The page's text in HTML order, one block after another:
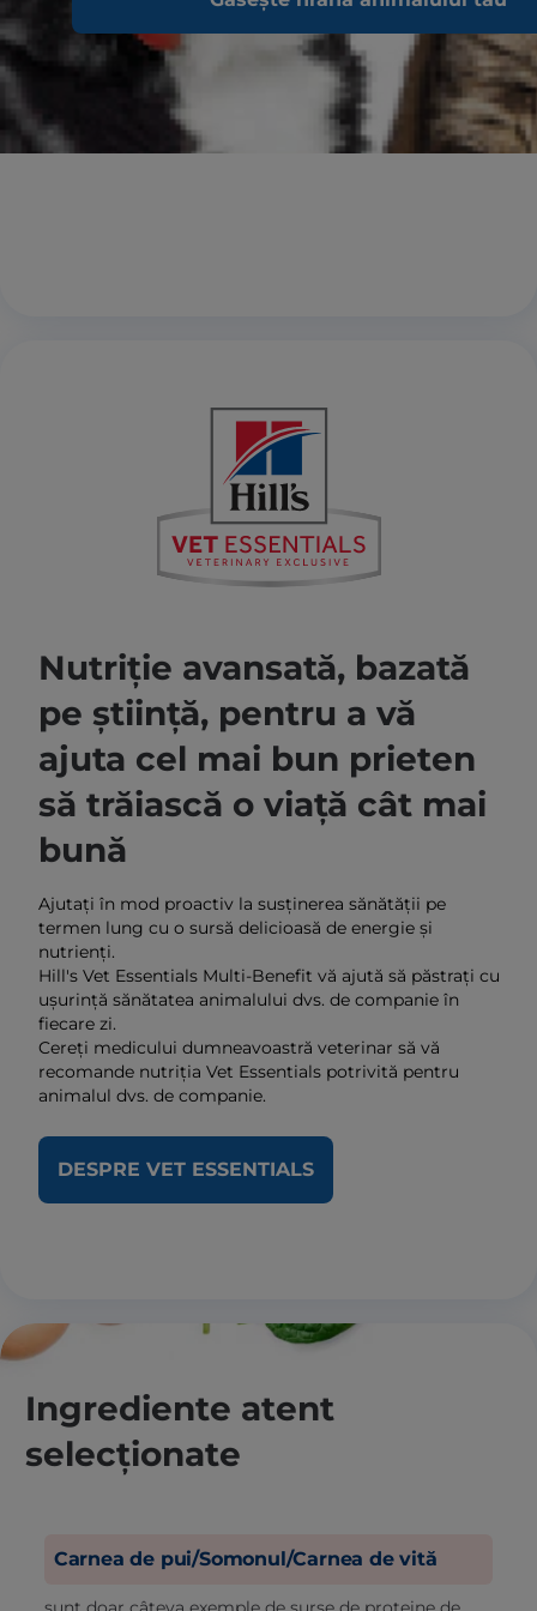
DESPRE SCIENCE PLAN
Nutriție avansată, bazată
pe știință, pentru a vă
ajuta cel mai bun prieten
să trăiască o viață cât mai
bună
Ajutați în mod proactiv la susținerea sănătății pe
termen lung cu o sursă delicioasă de energie și
nutrienți.
Hill's Vet Essentials Multi-Benefit vă ajută să păstrați cu
ușurință sănătatea animalului dvs. de companie în
fiecare zi.
Cereți medicului dumneavoastră veterinar să vă
recomande nutriția Vet Essentials potrivită pentru
animalul dvs. de companie.
DESPRE VET ESSENTIALS
Ingrediente atent
selecționate
Carnea de pui/Somonul/Carnea de vită